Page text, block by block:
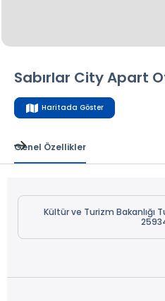
Sabırlar City Apart
Haritada Göster
Genel Özellikler
Kültür ve Turizm Bakanlığı